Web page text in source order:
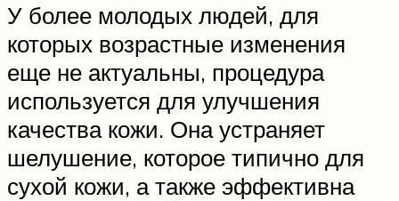
У более молодых людей, для
которых возрастные изменения
еще не актуальны, процедура
используется для улучшения
качества кожи. Она устраняет
шелушение, которое типично для
сухой кожи, а также эффективна